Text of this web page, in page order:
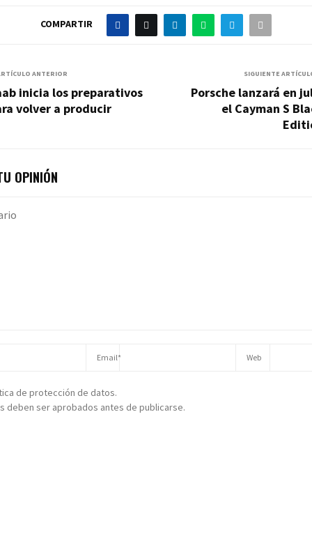
COMPARTIR
ANTERIOR
inicia los preparativos
volver a producir
SIGUIENTE
Porsche lanzará en
el Cayman S
OPINIÓN
de protección de datos.
deben ser aprobados antes de publicarse.